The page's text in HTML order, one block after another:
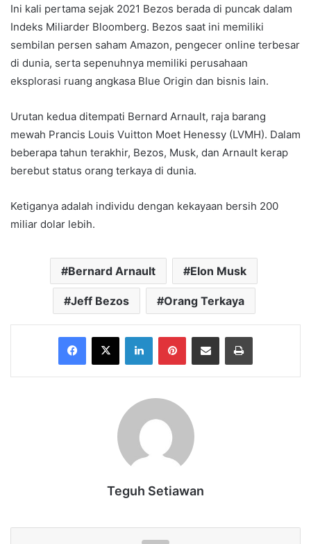
Ini kali pertama sejak 2021 Bezos berada di puncak dalam
Indeks Miliarder Bloomberg. Bezos saat ini memiliki
sembilan persen saham Amazon, pengecer online terbesar
di dunia, serta sepenuhnya memiliki perusahaan
eksplorasi ruang angkasa Blue Origin dan bisnis lain.
Urutan kedua ditempati Bernard Arnault, raja barang
mewah Prancis Louis Vuitton Moet Henessy (LVMH). Dalam
beberapa tahun terakhir, Bezos, Musk, dan Arnault kerap
berebut status orang terkaya di dunia.
Ketiganya adalah individu dengan kekayaan bersih 200
miliar dolar lebih.
Bernard Arnault Elon Musk
Jeff Bezos Orang Terkaya
Facebook
X LinkedInPinterestShare via Email Print
Teguh Setiawan